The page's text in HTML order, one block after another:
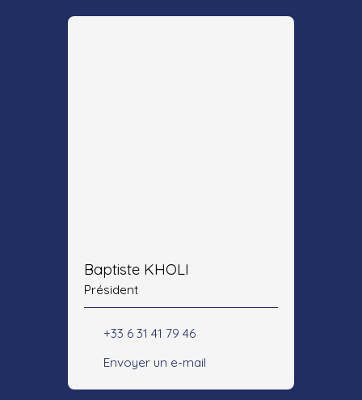
Baptiste KHOLI
Président
+33 6 31 41 79 46
Envoyer un e-mail